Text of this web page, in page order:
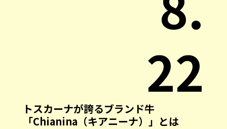
22
トスカーナが誇るブランド牛
「Chianina（キアニーナ）」とは